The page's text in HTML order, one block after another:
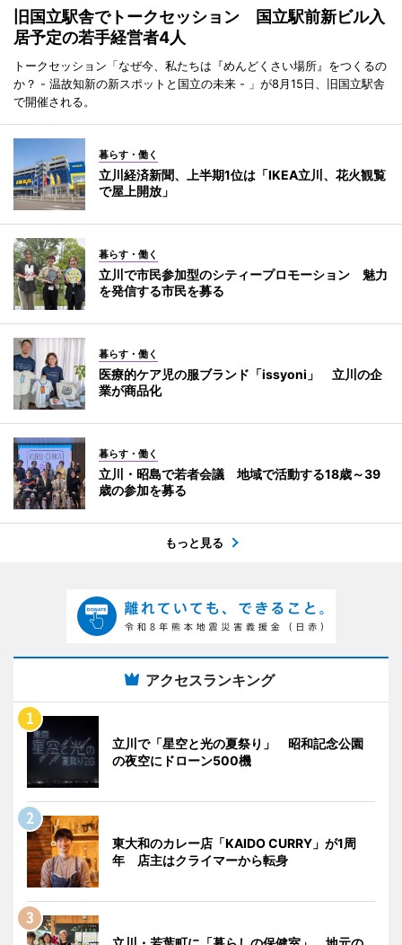
旧国立駅舎でトークセッション 国立駅前新ビル入
居予定の若手経営者4人
トークセッション「なぜ今、私たちは『めんどくさい場所』をつくるの
か？ - 温故知新の新スポットと国立の未来 - 」が8月15日、旧国立駅舎
で開催される。
暮らす・働く
立川経済新聞、上半期1位は「IKEA立川、花火観覧
で屋上開放」
暮らす・働く
立川で市民参加型のシティープロモーション 魅力
を発信する市民を募る
暮らす・働く
医療的ケア児の服ブランド「issyoni」 立川の企
業が商品化
暮らす・働く
立川・昭島で若者会議 地域で活動する18歳～39
歳の参加を募る
もっと見る
アクセスランキング
立川で「星空と光の夏祭り」 昭和記念公園
の夜空にドローン500機
東大和のカレー店「KAIDO CURRY」が1周
年 店主はクライマーから転身